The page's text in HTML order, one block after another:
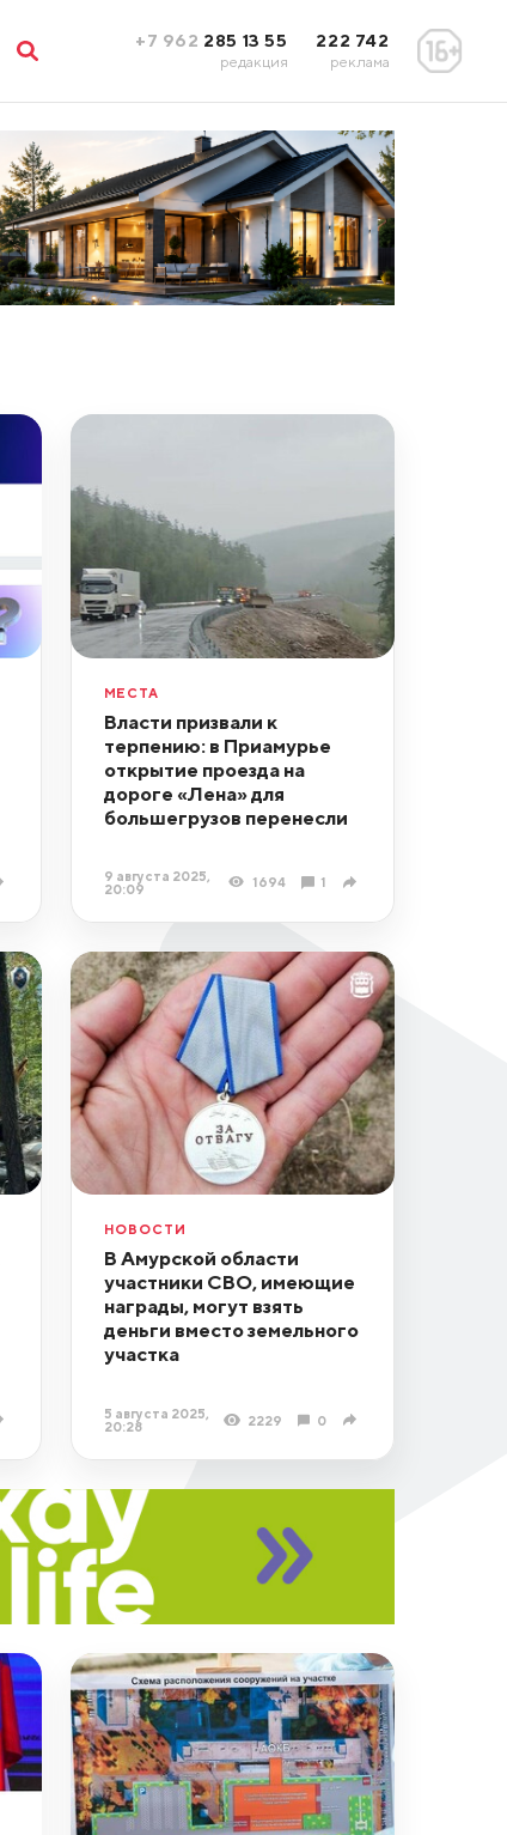
+7 962 285 13 55
редакция
222 742
реклама
МЕСТА
Власти призвали к
терпению: в Приамурье
открытие проезда на
дороге «Лена» для
большегрузов перенесли
9 августа 2025,
20:09
1694 1
НОВОСТИ
В Амурской области
участники СВО, имеющие
награды, могут взять
деньги вместо земельного
участка
5 августа 2025,
20:28
2229 0